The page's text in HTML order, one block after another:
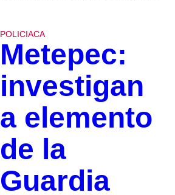
POLICIACA
Metepec:
investigan
a elemento
de la
Guardia